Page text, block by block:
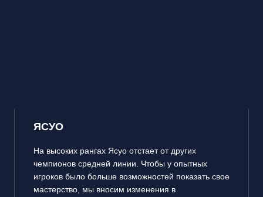
ЯСУО
На высоких рангах Ясуо отстает от других
чемпионов средней линии. Чтобы у опытных
игроков было больше возможностей показать свое
мастерство, мы вносим изменения в